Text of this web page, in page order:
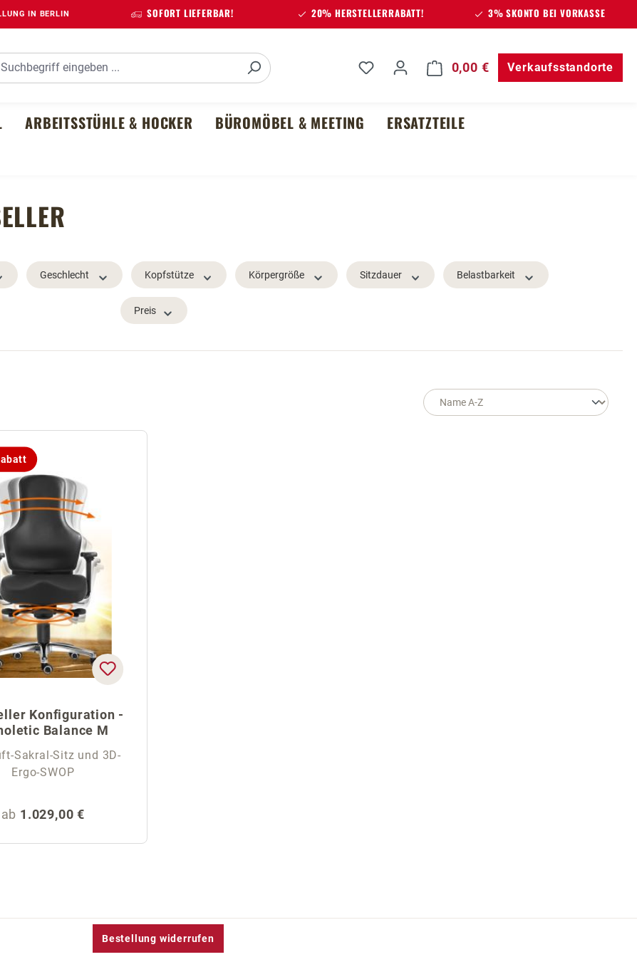
IN BERLIN SOFORT LIEFERBAR! 20% HERSTELLERRABATT! 3% SKONTO BEI VORKASSE
Du hast 0 Produkte auf dem Merkzettel
0,00 €Warenkorb enthält 0
Verkaufsstandorte
ARBEITSSTÜHLE & HOCKER BÜROMÖBEL & MEETING
ERSATZTEILE
Geschlecht Kopfstütze Körpergröße Sitzdauer Belastbarkeit
Preis
Konfiguration -
Balance M
Sakral-Sitz und 3D-
Ergo-SWOP
Regulärer Preis:
ab 1.029,00 €
Bestellung widerrufen